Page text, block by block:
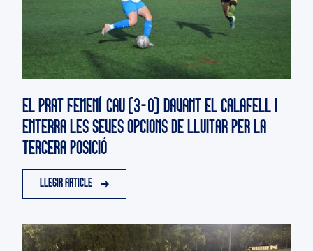
EL PRAT FEMENÍ CAU (3-0) DAVANT EL CALAFELL I
ENTERRA LES SEVES OPCIONS DE LLUITAR PER LA
TERCERA POSICIÓ
LLEGIR ARTICLE